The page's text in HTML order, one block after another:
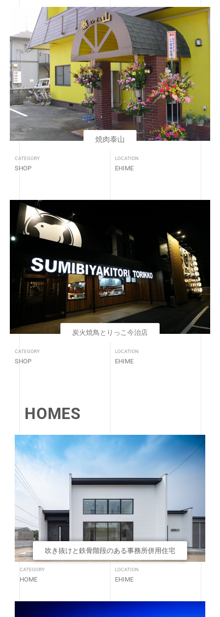
焼肉泰山
CATEGORY
SHOP
LOCATION
EHIME
炭火焼鳥とりっこ今治店
CATEGORY
SHOP
LOCATION
EHIME
HOMES
吹き抜けと鉄骨階段のある事務所併用住宅
CATEGORY
HOME
LOCATION
EHIME